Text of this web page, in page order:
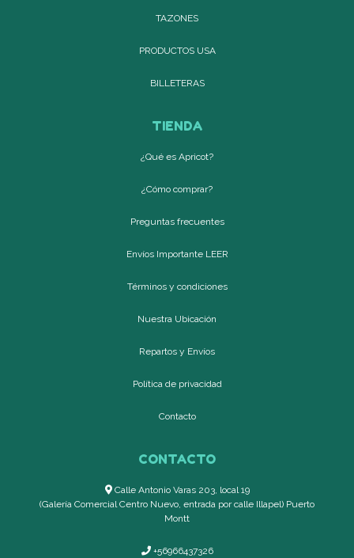
TAZONES
PRODUCTOS USA
BILLETERAS
TIENDA
¿Qué es Apricot?
¿Cómo comprar?
Preguntas frecuentes
Envíos Importante LEER
Términos y condiciones
Nuestra Ubicación
Repartos y Envíos
Política de privacidad
Contacto
CONTACTO
Calle Antonio Varas 203, local 19
(Galería Comercial Centro Nuevo, entrada por calle Illapel) Puerto
Montt
+56966437326